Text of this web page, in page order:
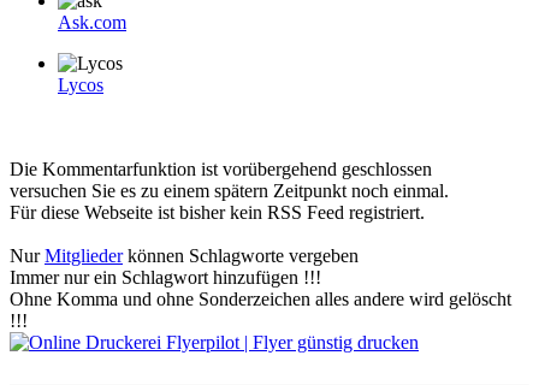
Ask.com
Lycos
Die Kommentarfunktion ist vorübergehend geschlossen
versuchen Sie es zu einem spätern Zeitpunkt noch einmal.
Für diese Webseite ist bisher kein RSS Feed registriert.
NurMitgliederkönnen Schlagworte vergeben
Immer nur ein Schlagwort hinzufügen !!!
Ohne Komma und ohne Sonderzeichen alles andere wird gelöscht
!!!